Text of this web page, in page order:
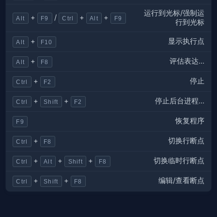
Alt + F9 / Ctrl + Alt + F9
运行到光标/强制运
行到光标
Alt + F10 显示执行点
Alt + F8 评估表达...
Ctrl + F2 停止
Ctrl + Shift + F2 停止后台进程...
F9 恢复程序
Ctrl + F8 切换行断点
Ctrl + Alt + Shift + F8 切换临时行断点
Ctrl + Shift + F8 编辑/查看断点